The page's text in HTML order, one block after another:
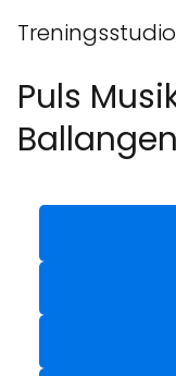
Treningsstudio
Puls
Ballangen